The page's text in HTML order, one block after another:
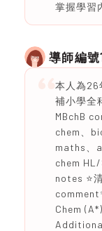
掌握學習
導師編號
本人為26
補小學全
MBchB
chem、
maths、
chem
notes ⭐️
Chem